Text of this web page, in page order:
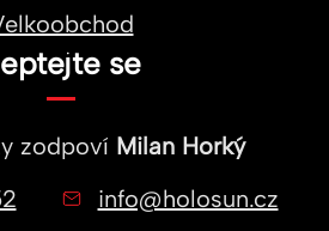
se
zodpoví Milan Horký
info@holosun.cz